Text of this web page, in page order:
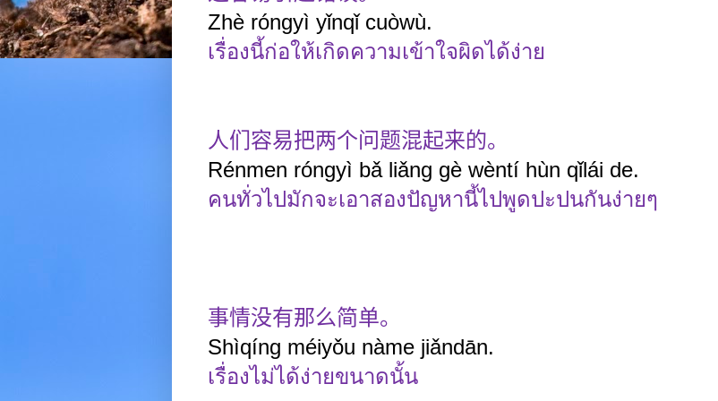
Zhè róngyì yǐnqǐ cuòwù.
เรื่องนี้ก่อให้เกิดความเข้าใจผิดได้ง่าย
人们容易把两个问题混起来的。
Rénmen róngyì bǎ liǎng gè wèntí hùn qǐlái de.
คนทั่วไปมักจะเอาสองปัญหานี้ไปพูดปะปนกันง่ายๆ
事情没有那么简单。
Shìqíng méiyǒu nàme jiǎndān.
เรื่องไม่ได้ง่ายขนาดนั้น